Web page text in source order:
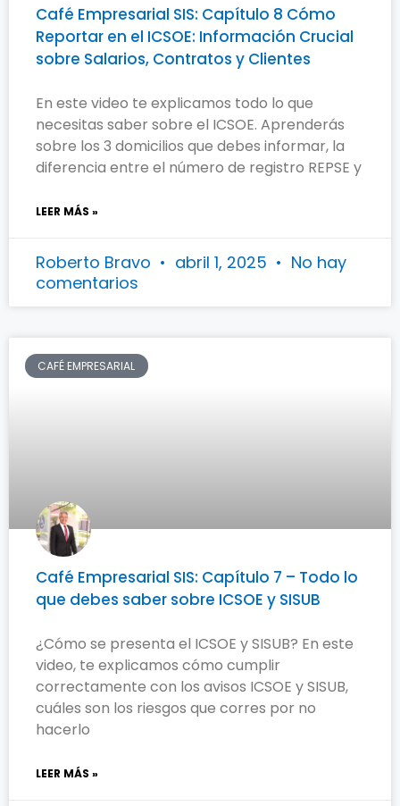
Café Empresarial SIS: Capítulo 8 Cómo
Reportar en el ICSOE: Información Crucial
sobre Salarios, Contratos y Clientes
En este video te explicamos todo lo que
necesitas saber sobre el ICSOE. Aprenderás
sobre los 3 domicilios que debes informar, la
diferencia entre el número de registro REPSE y
LEER MÁS »
Roberto Bravo abril 1, 2025
No hay
comentarios
CAFÉ EMPRESARIAL
Café Empresarial SIS: Capítulo 7 – Todo lo
que debes saber sobre ICSOE y SISUB
¿Cómo se presenta el ICSOE y SISUB? En este
video, te explicamos cómo cumplir
correctamente con los avisos ICSOE y SISUB,
cuáles son los riesgos que corres por no
hacerlo
LEER MÁS »